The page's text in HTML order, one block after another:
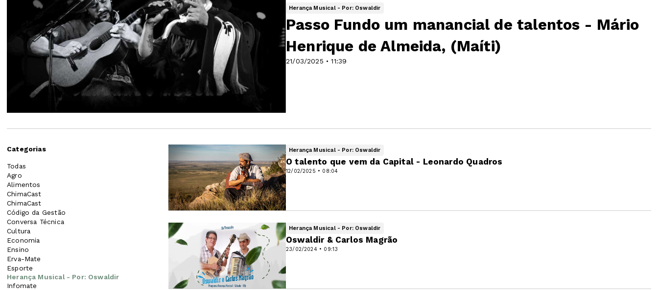
Herança Musical - Por: Oswaldir
21/03/2025 • 11:39
Passo Fundo um manancial de talentos - Mário
Henrique de Almeida, (Maíti)
Categorias
Todas
Agro
Alimentos
ChimaCast
ChimaCast
Código da Gestão
Conversa Técnica
Cultura
Economia
Ensino
Erva-Mate
Esporte
Herança Musical - Por: Oswaldir
Infomate
Herança Musical - Por: Oswaldir
12/02/2025 • 08:04
O talento que vem da Capital - Leonardo Quadros
Herança Musical - Por: Oswaldir
23/02/2024 • 09:13
Oswaldir & Carlos Magrão